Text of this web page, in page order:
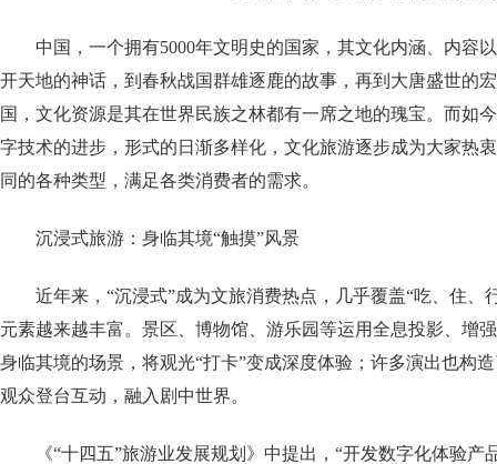
中国，一个拥有5000年文明史的国家，其文化内涵、内容
开天地的神话，到春秋战国群雄逐鹿的故事，再到大唐盛世的
国，文化资源是其在世界民族之林都有一席之地的瑰宝。而如
字技术的进步，形式的日渐多样化，文化旅游逐步成为大家热
同的各种类型，满足各类消费者的需求。
沉浸式旅游：身临其境“触摸”风景
近年来，“沉浸式”成为文旅消费热点，几乎覆盖“吃、住、
元素越来越丰富。景区、博物馆、游乐园等运用全息投影、增
身临其境的场景，将观光“打卡”变成深度体验；许多演出也构
观众登台互动，融入剧中世界。
《“十四五”旅游业发展规划》中提出，“开发数字化体验